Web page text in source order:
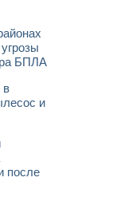
БПЛА
в
и
после